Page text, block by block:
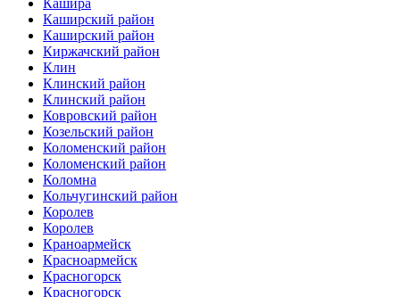
Каширский район
Каширский район
Киржачский район
Клин
Клинский район
Клинский район
Ковровский район
Козельский район
Коломенский район
Коломенский район
Коломна
Кольчугинский район
Королев
Королев
Краноармейск
Красноармейск
Красногорск
Красногорск